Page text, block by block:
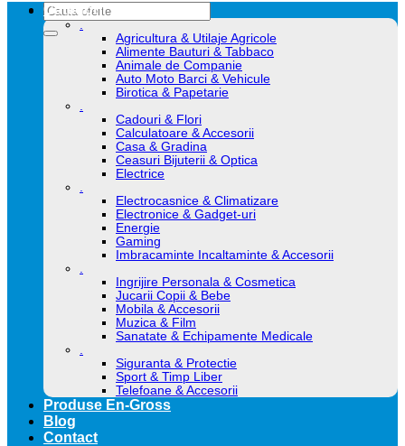
Caută
după:
Categorii
.
Agricultura & Utilaje Agricole
Alimente Bauturi & Tabbaco
Animale de Companie
Auto Moto Barci & Vehicule
Birotica & Papetarie
.
Cadouri & Flori
Calculatoare & Accesorii
Casa & Gradina
Ceasuri Bijuterii & Optica
Electrice
.
Electrocasnice & Climatizare
Electronice & Gadget-uri
Energie
Gaming
Imbracaminte Incaltaminte & Accesorii
.
Ingrijire Personala & Cosmetica
Jucarii Copii & Bebe
Mobila & Accesorii
Muzica & Film
Sanatate & Echipamente Medicale
.
Siguranta & Protectie
Sport & Timp Liber
Telefoane & Accesorii
Produse En-Gross
Blog
Contact